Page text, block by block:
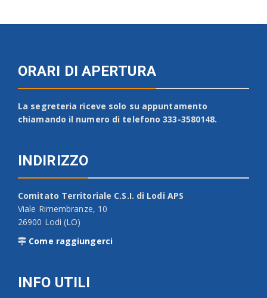
ORARI DI APERTURA
La segreteria riceve solo su appuntamento
chiamando il numero di telefono 333-3580148.
INDIRIZZO
Comitato Territoriale C.S.I. di Lodi APS
Viale Rimembranze, 10
26900 Lodi (LO)
Come raggiungerci
INFO UTILI